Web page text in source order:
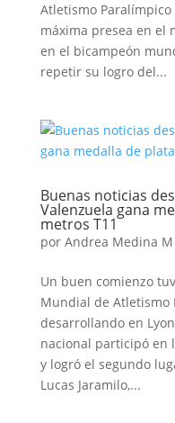
Atletismo Paralímpico
máxima presea en el
en el bicampeón
repetir su logro del...
Buenas noticias
Valenzuela gana
metros T11
por Andrea Medina M
Un buen comienzo
Mundial de Atletismo
desarrollando en
nacional participó en
y logró el segundo
Lucas Jaramilo,...